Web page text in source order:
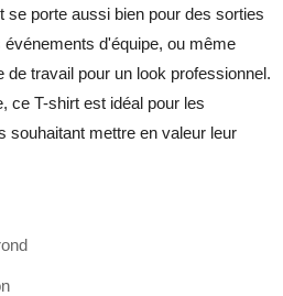
se porte aussi bien pour des sorties
d'équipe, ou même
travail pour un look professionnel.
ce T-shirt est idéal pour les
souhaitant mettre en valeur leur